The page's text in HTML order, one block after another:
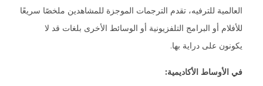
العالمية للترفيه، تقدم الترجمات الموجزة للمشاهدين ملخصًا سريعًا
للأفلام أو البرامج التلفزيونية أو الوسائط الأخرى بلغات قد لا
يكونون على دراية بها.
في الأوساط الأكاديمية: